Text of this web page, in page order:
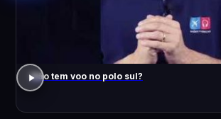
Não tem voo no polo sul?